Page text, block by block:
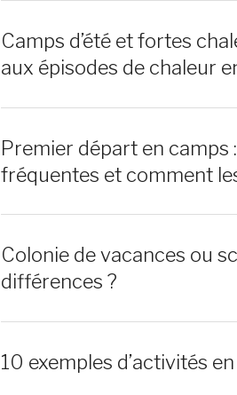
Camps d’été et fortes
aux épisodes de chaleur
Premier départ en camps
fréquentes et comment
Colonie de vacances ou
différences ?
10 exemples d’activités